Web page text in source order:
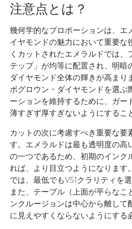
注意点とは？
幾何学的なプロポーションは、エ
イヤモンドの魅力において重要な
くカットされたエメラルドでは、
テップ」が均等に配置され、明暗
ダイヤモンド全体の輝きが高まり
ボグロウン・ダイヤモンドを選ぶ
ーションを維持するために、ガー
薄すぎず厚すぎないようにするこ
カットの次に考慮すべき重要な要
す。エメラルドは最も透明度の高
の一つであるため、初期のインク
れば、より目立つようになります
では、最低でもVS1クラリティを
また、テーブル（上面が平らなこ
ンクルージョンは中心から離して
に見えやすくならないようにする